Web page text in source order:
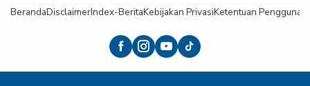
BerandaDisclaimerIndex-BeritaKebijakan PrivasiKetentuan Pengguna